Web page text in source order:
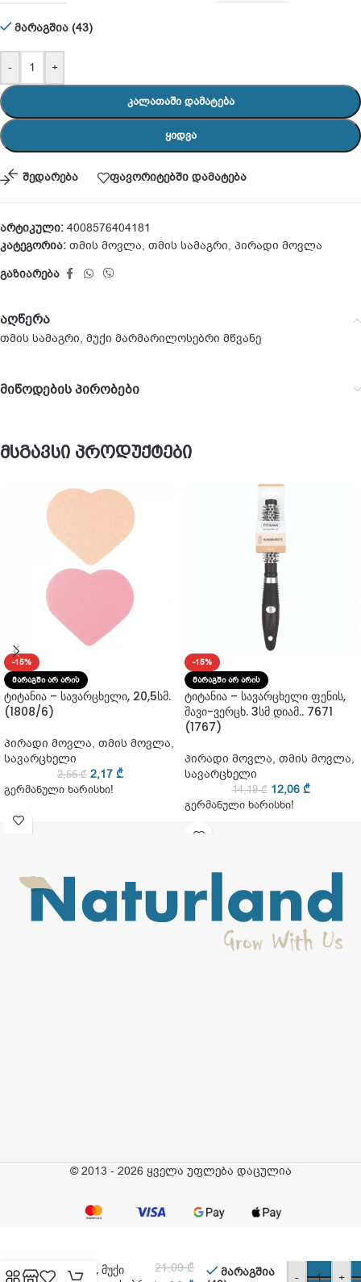
მარაგშია (43)
- +
ᲙᲐᲚᲐᲗᲐᲨᲘ ᲓᲐᲛᲐᲢᲔᲑᲐ
ᲧᲘᲓᲕᲐ
შედარება ფავორიტებში დამატება
არტიკული: 4008576404181
კატეგორია: თმის მოვლა, თმის სამაგრი, პირადი მოვლა
გაზიარება
აღწერა
თმის სამაგრი, მუქი მარმარილოსებრი მწვანე
მიწოდების პირობები
მსგავსი პროდუქტები
-15%
ᲛᲐᲠᲐᲒᲨᲘ ᲐᲠ ᲐᲠᲘᲡ
ტიტანია – სავარცხელი, 20,5სმ.
(1808/6)
პირადი მოვლა, თმის მოვლა,
სავარცხელი
2,55₾ 2,17 ₾
გერმანული ხარისხი!
-15%
ᲛᲐᲠᲐᲒᲨᲘ ᲐᲠ ᲐᲠᲘᲡ
ტიტანია – სავარცხელი ფენის,
შავი-ვერცხ. 3სმ დიამ.. 7671
(1767)
პირადი მოვლა, თმის მოვლა,
სავარცხელი
14,19₾ 12,06 ₾
გერმანული ხარისხი!
© 2013 - 2026 ყველა უფლება დაცულია
სამაგრი, მუქი
21,09₾
მარაგშია
- +